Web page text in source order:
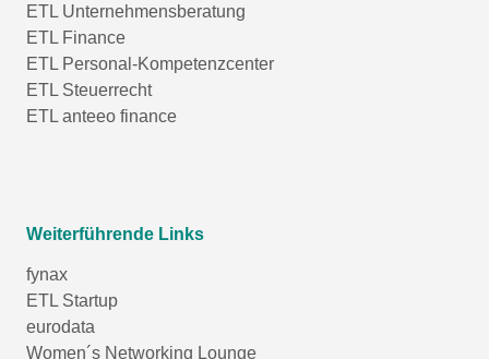
ETL Unternehmensberatung
ETL Finance
ETL Personal-Kompetenzcenter
ETL Steuerrecht
ETL anteeo finance
Weiterführende Links
fynax
ETL Startup
eurodata
Women´s Networking Lounge